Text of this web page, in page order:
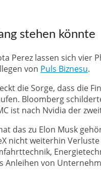
stehen könnte
Perez lassen sich
von Puls Biznesu.
die Sorge, dass die
Bloomberg
ist nach Nvidia der
das zu Elon Musk
nicht weiterhin
von